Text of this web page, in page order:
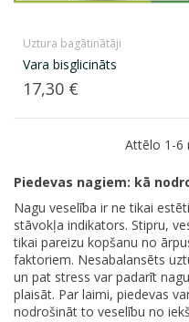
Uztura bagātinātāji
Vara bisglicināts
Cena
17,30 €
Attēlo 1-6
Piedevas nagiem: kā
Nagu veselība ir ne tikai
stāvokļa indikators. Stipru,
tikai pareizu kopšanu no
faktoriem. Nesabalansēts
un pat stress var padarīt
plaisāt. Par laimi, piedevas
nodrošināt to veselību no